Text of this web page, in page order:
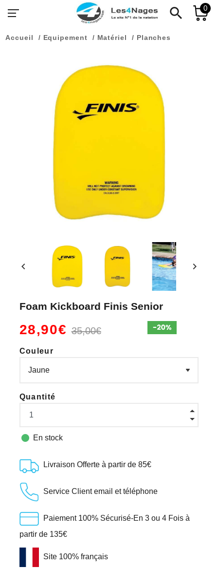
search 0
Accueil Equipement Matériel Planches
chevron_left chevron_right
Foam Kickboard Finis Senior
28,90€35,00€
Couleur
Quantité
 En stock
Livraison Offerte à partir de 85€
Service Client email et téléphone
Paiement 100% Sécurisé-En 3 ou 4 Fois à
partir de 135€
Site 100% français